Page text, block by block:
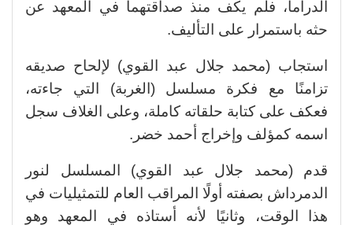
الدراما، فلم يكف منذ صداقتهما في المعهد عن
حثه باستمرار على التأليف.
استجاب (محمد جلال عبد القوي) لإلحاح صديقه
تزامنًا مع فكرة مسلسل (الغربة) التي جاءته،
فعكف على كتابة حلقاته كاملة، وعلى الغلاف سجل
اسمه كمؤلف وإخراج أحمد خضر.
قدم (محمد جلال عبد القوي) المسلسل لنور
الدمرداش بصفته أولًا المراقب العام للتمثيليات في
هذا الوقت، وثانيًا لأنه أستاذه في المعهد وهو